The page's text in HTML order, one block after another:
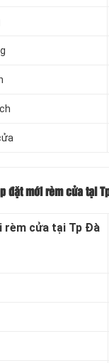
đặt mới rèm cửa tại
rèm cửa tại Tp Đà